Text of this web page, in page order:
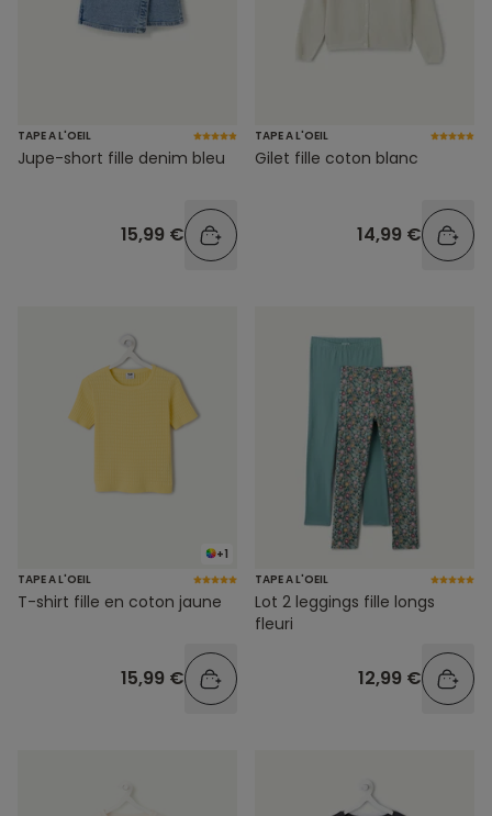
TAPE A L'OEIL
Jupe-short fille denim bleu
15,99 €
TAPE A L'OEIL
Gilet fille coton blanc
14,99 €
+1
TAPE A L'OEIL
T-shirt fille en coton jaune
15,99 €
TAPE A L'OEIL
Lot 2 leggings fille longs
fleuri
12,99 €